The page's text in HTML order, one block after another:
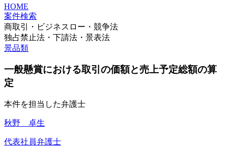
HOME
案件検索
商取引・ビジネスロー・競争法
独占禁止法・下請法・景表法
景品類
一般懸賞における取引の価額と売上予定総額の算
定
本件を担当した弁護士
秋野 卓生
代表社員弁護士